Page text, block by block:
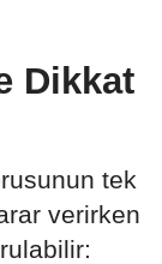
Dikkat
tek
verirken